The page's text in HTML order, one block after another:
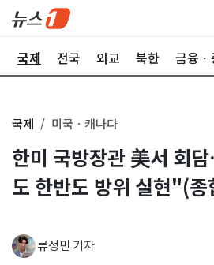
국제 전국 외교 북한 금융ㆍ
국제 미국ㆍ캐나다
한미 국방장관 美서 회
도 한반도 방위 실현"(종
류정민 기자